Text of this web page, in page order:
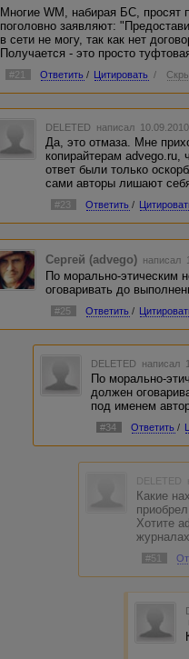
Многие WM, набирая БС, просят
поголовно заявляют:
в сети не могу, так как нет
Получается - это просто
#21 Ответить / Цитировать /
DELETED написал
Да, это отмаза. Мне
копирайтерам
ответ были только
сами авторы лишают
#23 Ответить /
Сергей (advego) написал
По морально-этическим
оговаривать до
#25 Ответить /
DELETED написал
По морально-
должен
под именем
#34 Ответить /
DELETED
Какие
Хотите
#51